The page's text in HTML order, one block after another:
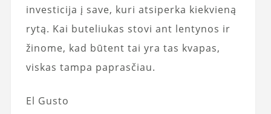
investicija į save, kuri atsiperka kiekvieną
rytą. Kai buteliukas stovi ant lentynos ir
žinome, kad būtent tai yra tas kvapas,
viskas tampa paprasčiau.
El Gusto